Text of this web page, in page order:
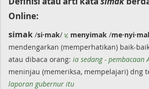
Online:
simak /si·mak/ v, menyimak /
mendengarkan (memperhatikan) baik-
atau dibaca orang: ia sedang -
meninjau (memeriksa, mempelajari) dng
laporan gubernur itu